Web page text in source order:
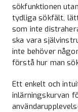
sökfunktionen
tydliga sökfält,
som inte
ska vara
inte behöver
förstå hur man
Ett enkelt och
inlärningskurvan